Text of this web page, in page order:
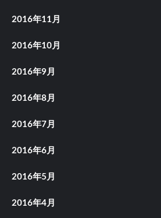
2016年11月
2016年10月
2016年9月
2016年8月
2016年7月
2016年6月
2016年5月
2016年4月